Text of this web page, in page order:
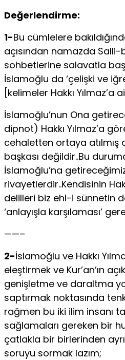
Değerlendirme:
1-Bu cümlelere
açısından namazda Salli-
sohbetlerine salavatla
İslamoğlu da ‘çelişki ve
[kelimeler Hakkı Yılmaz’a
İslamoğlu’nun Ona
dipnot) Hakkı Yılmaz’a
cehaletten ortaya atılmış
başkası değildir..Bu
İslamoğlu’na
rivayetlerdir..Kendisinin
delilleri biz ehl-i sünnetin
‘anlayışla karşılaması’
——–
2-İslamoğlu ve Hakkı
eleştirmek ve Kur’an’ın
genişletme ve daraltma
saptırmak noktasında
rağmen bu iki ilim insanı
sağlamaları gereken bir
çatlakla bir birlerinden
soruyu sormak lazım;